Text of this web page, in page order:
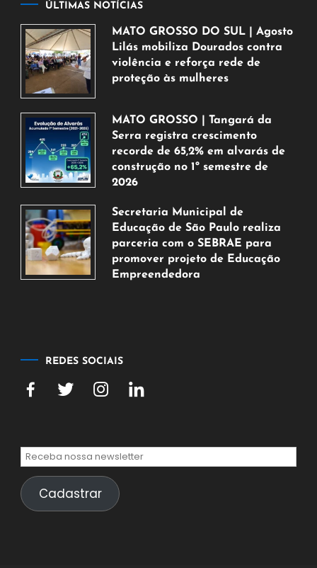
ÚLTIMAS NOTÍCIAS
MATO GROSSO DO SUL | Agosto
Lilás mobiliza Dourados contra
violência e reforça rede de
proteção às mulheres
de
agosto
de
2026
MATO GROSSO | Tangará da
Serra registra crescimento
recorde de 65,2% em alvarás de
construção no 1º semestre de
2026
de
agosto
de
2026
Secretaria Municipal de
Educação de São Paulo realiza
parceria com o SEBRAE para
promover projeto de Educação
Empreendedora
2026
REDES SOCIAIS
Cadastrar